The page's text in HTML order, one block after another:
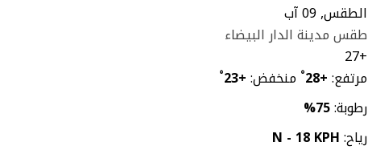
الطقس, 09 آب
طقس مدينة الدار البيضاء
+
27
مرتفع:+
28
° منخفض:+
23
°
رطوبة:75%
رياح:N - 18 KPH